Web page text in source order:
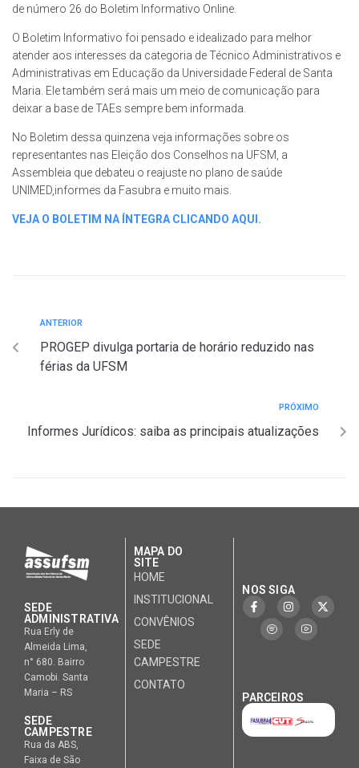
de número 26 do Boletim Informativo Online.
O Boletim Informativo foi pensado e idealizado para melhor
atender aos interesses da categoria de Técnico Administrativos e
Administrativas em Educação da Universidade Federal de Santa
Maria. Ele também será mais um meio de comunicação para
deixar a base de TAEs sempre bem informada.
No Boletim dessa quinzena veja informações sobre os
representantes nas Eleição dos Conselhos na UFSM, a
Assembleia que debateu o reajuste no plano de saúde
UNIMED,informes da Fasubra e muito mais.
VEJA O BOLETIM NA ÍNTEGRA CLICANDO AQUI.
ANTERIOR
PROGEP divulga portaria de horário reduzido nas
férias da UFSM
PRÓXIMO
Informes Jurídicos: saiba as principais atualizações
SEDE
ADMINISTRATIVA
Rua Erly de
Almeida Lima,
n° 680. Bairro
Camobi. Santa
Maria – RS
SEDE
CAMPESTRE
Rua da ABS,
Faixa de São
MAPA DO
SITE
HOME
INSTITUCIONAL
CONVÊNIOS
SEDE
CAMPESTRE
CONTATO
NOS SIGA
PARCEIROS